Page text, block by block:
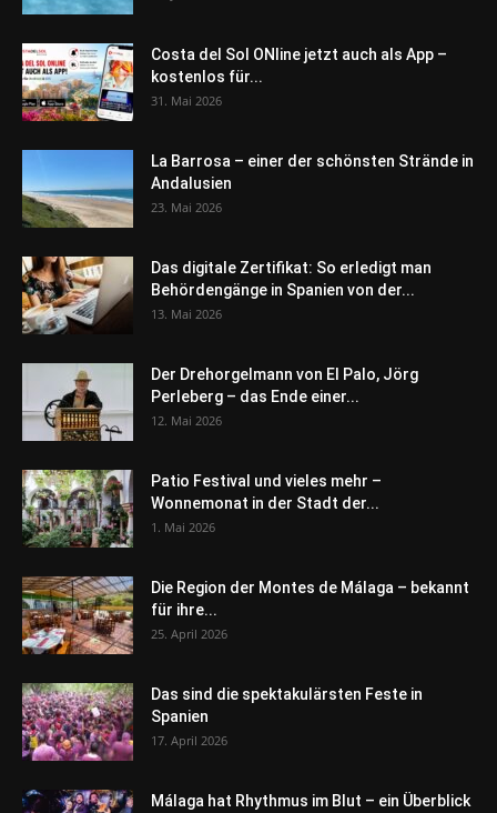
Costa del Sol ONline jetzt auch als App –
kostenlos für...
31. Mai 2026
La Barrosa – einer der schönsten Strände in
Andalusien
23. Mai 2026
Das digitale Zertifikat: So erledigt man
Behördengänge in Spanien von der...
13. Mai 2026
Der Drehorgelmann von El Palo, Jörg
Perleberg – das Ende einer...
12. Mai 2026
Patio Festival und vieles mehr –
Wonnemonat in der Stadt der...
1. Mai 2026
Die Region der Montes de Málaga – bekannt
für ihre...
25. April 2026
Das sind die spektakulärsten Feste in
Spanien
17. April 2026
Málaga hat Rhythmus im Blut – ein Überblick